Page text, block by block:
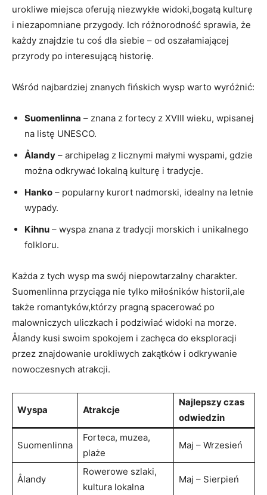
urokliwe miejsca oferują niezwykłe widoki,bogatą kulturę
i niezapomniane przygody. Ich różnorodność sprawia, że
każdy znajdzie tu coś dla ‍siebie – od oszałamiającej
przyrody ⁣po interesującą historię.
Wśród najbardziej znanych fińskich⁢ wysp​ warto wyróżnić:
Suomenlinna ⁣– znana⁣ z fortecy z XVIII⁤ wieku, wpisanej
na listę⁣ UNESCO.
Ålandy ​– archipelag z licznymi małymi wyspami, gdzie
można odkrywać lokalną⁣ kulturę i tradycje.
Hanko – popularny kurort nadmorski, idealny na letnie
wypady.
Kihnu – wyspa znana z tradycji morskich i unikalnego
folkloru.
Każda z tych wysp ma swój niepowtarzalny charakter.
Suomenlinna przyciąga nie​ tylko miłośników historii,ale
także romantyków,którzy pragną spacerować po
malowniczych uliczkach i podziwiać widoki na morze.
Ålandy ⁣kusi swoim spokojem i zachęca do eksploracji
przez znajdowanie urokliwych zakątków ⁤i odkrywanie
nowoczesnych ⁢atrakcji.
Wyspa Atrakcje
Najlepszy​ czas
odwiedzin
Suomenlinna
Forteca, muzea,
plaże
Maj – Wrzesień
Ålandy
Rowerowe szlaki,
kultura⁣ lokalna
Maj – Sierpień